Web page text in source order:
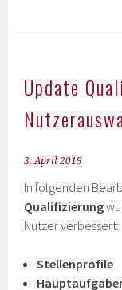
Update
3. April 2019
In folgenden
Qualifizierung
Nutzer verbessert:
Stellenprofile